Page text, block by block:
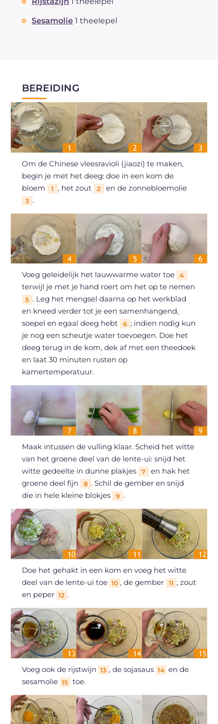
Sesamolie 1 theelepel
BEREIDING
Om de Chinese vleesravioli (jiaozi) te maken,
begin je met het deeg: doe in een kom de
bloem
1 , het zout 2 en de zonnebloemolie
3 .
Voeg geleidelijk het lauwwarme water toe 4
terwijl je met je hand roert om het op te nemen
5 . Leg het mengsel daarna op het werkblad
en kneed verder tot je een samenhangend,
soepel en egaal deeg hebt
6 ; indien nodig kun
je nog een scheutje water toevoegen. Doe het
deeg terug in de kom, dek af met een theedoek
en laat 30 minuten rusten op
kamertemperatuur.
Maak intussen de vulling klaar. Scheid het witte
van het groene deel van de lente-ui: snijd het
witte gedeelte in dunne plakjes
7
en hak het
groene deel fijn
8 . Schil de gember en snijd
die in hele kleine blokjes
9 .
Doe het gehakt in een kom en voeg het witte
deel van de lente-ui toe 10 , de gember 11 , zout
en peper 12 .
Voeg ook de rijstwijn 13 , de sojasaus 14 en de
sesamolie 15 toe.